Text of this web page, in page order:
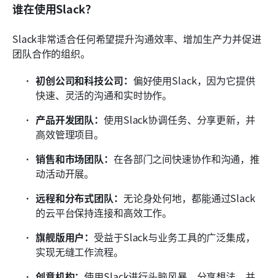
谁在使用Slack？
Slack非常适合任何希望提升沟通效率、增加生产力并促进
团队合作的组织。
初创公司和科技公司： 偏好使用Slack，因为它提供
快速、灵活的沟通和实时协作。
产品开发团队：使用Slack协调任务、分享更新，并
高效管理项目。
销售和市场团队： 在各部门之间快速协作和沟通，推
动活动开展。
远程和分布式团队： 无论身处何地，都能通过Slack
的云平台保持连接和高效工作。
旗舰版用户： 受益于Slack与业务工具的广泛集成，
实现无缝工作流程。